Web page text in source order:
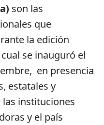
son las
que
la edición
se inauguró el
en presencia
estatales y
instituciones
y el país